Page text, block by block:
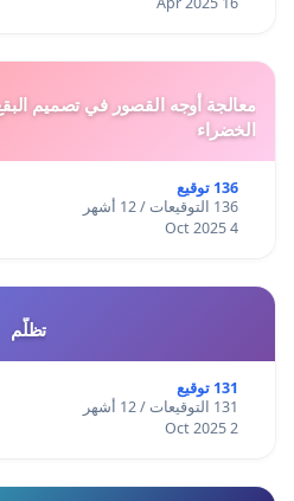
معالجة أوجه القصور في تصميم البقع
الخضراء
136 توقيع
136 التوقيعات / 12 أشهر
4 Oct 2025
تظلّم
131 توقيع
131 التوقيعات / 12 أشهر
2 Oct 2025